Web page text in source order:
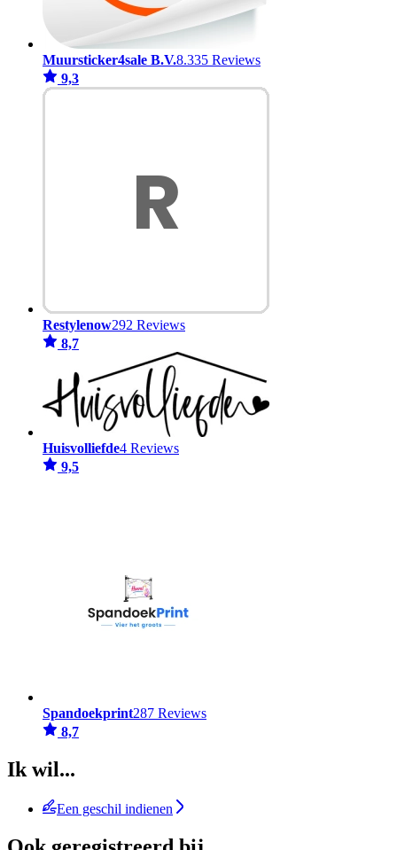
Muursticker4sale B.V.8.335 Reviews
9,3
Restylenow292 Reviews
8,7
Huisvolliefde4 Reviews
9,5
Spandoekprint287 Reviews
8,7
Ik wil...
Een geschil indienen